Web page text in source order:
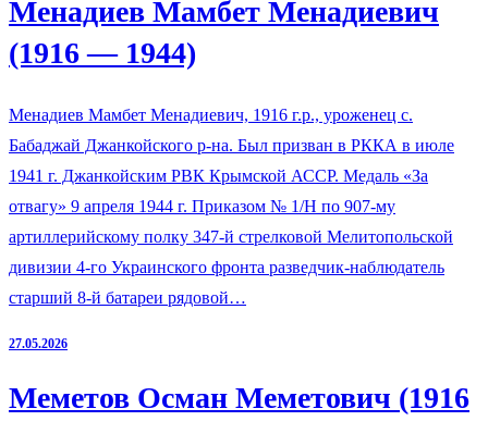
Менадиев Мамбет Менадиевич
(1916 — 1944)
Менадиев Мамбет Менадиевич, 1916 г.р., уроженец с.
Бабаджай Джанкойского р-на. Был призван в РККА в июле
1941 г. Джанкойским РВК Крымской АССР. Медаль «За
отвагу» 9 апреля 1944 г. Приказом № 1/Н по 907-му
артиллерийскому полку 347-й стрелковой Мелитопольской
дивизии 4-го Украинского фронта разведчик-наблюдатель
старший 8-й батареи рядовой…
27.05.2026
Меметов Осман Меметович (1916